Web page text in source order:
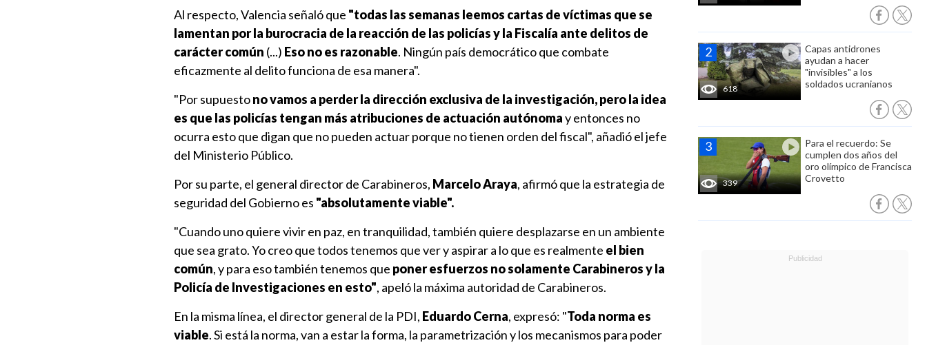
618
Capas antidrones
ayudan a hacer
"invisibles" a los
soldados ucranianos
339
Para el recuerdo: Se
cumplen dos años del
oro olímpico de Francisca
Crovetto
Al respecto, Valencia señaló que "todas las semanas leemos cartas de víctimas que se
lamentan por la burocracia de la reacción de las policías y la Fiscalía ante delitos de
carácter común (...) Eso no es razonable. Ningún país democrático que combate
eficazmente al delito funciona de esa manera".
"Por supuestono vamos a perder la dirección exclusiva de la investigación, pero la idea
es que las policías tengan más atribuciones de actuación autónomay entonces no
ocurra esto que digan que no pueden actuar porque no tienen orden del fiscal", añadió el jefe
del Ministerio Público.
Por su parte, el general director de Carabineros, Marcelo Araya, afirmó que la estrategia de
seguridad del Gobierno es "absolutamente viable".
"Cuando uno quiere vivir en paz, en tranquilidad, también quiere desplazarse en un ambiente
que sea grato. Yo creo que todos tenemos que ver y aspirar a lo que es realmente el bien
común, y para eso también tenemos que poner esfuerzos no solamente Carabineros y la
Policía de Investigaciones en esto", apeló la máxima autoridad de Carabineros.
En la misma línea, el director general de la PDI, Eduardo Cerna, expresó: "Toda norma es
viable. Si está la norma, van a estar la forma, la parametrización y los mecanismos para poder